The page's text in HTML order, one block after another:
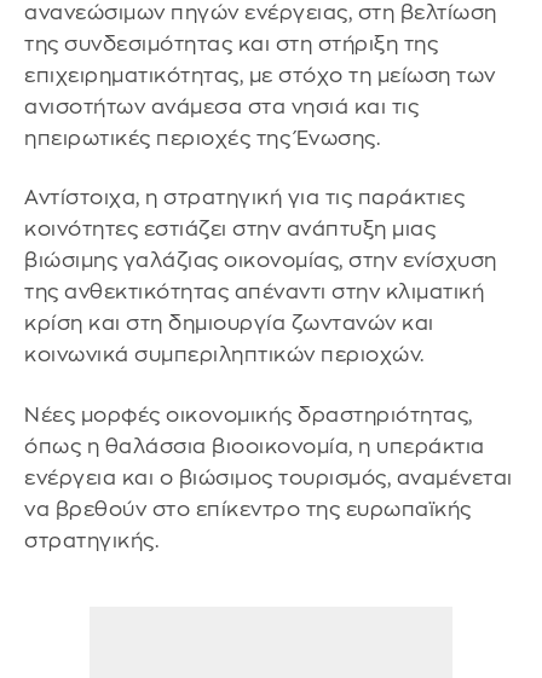
ανανεώσιμων πηγών ενέργειας, στη βελτίωση
της συνδεσιμότητας και στη στήριξη της
επιχειρηματικότητας, με στόχο τη μείωση των
ανισοτήτων ανάμεσα στα νησιά και τις
ηπειρωτικές περιοχές της Ένωσης.
Αντίστοιχα, η στρατηγική για τις παράκτιες
κοινότητες εστιάζει στην ανάπτυξη μιας
βιώσιμης γαλάζιας οικονομίας, στην ενίσχυση
της ανθεκτικότητας απέναντι στην κλιματική
κρίση και στη δημιουργία ζωντανών και
κοινωνικά συμπεριληπτικών περιοχών.
Νέες μορφές οικονομικής δραστηριότητας,
όπως η θαλάσσια βιοοικονομία, η υπεράκτια
ενέργεια και ο βιώσιμος τουρισμός, αναμένεται
να βρεθούν στο επίκεντρο της ευρωπαϊκής
στρατηγικής.